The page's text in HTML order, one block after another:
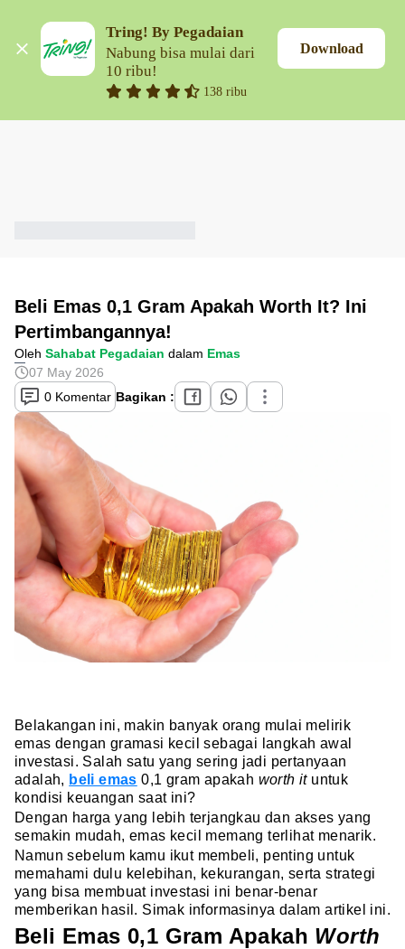
Tring! By Pegadaian
Nabung bisa mulai dari
10 ribu!
138 ribu
Download
Beli Emas 0,1 Gram Apakah Worth It? Ini
Pertimbangannya!
Oleh Sahabat Pegadaian dalam Emas
07 May 2026
0 Komentar Bagikan :
Belakangan ini, makin banyak orang mulai melirik
emas dengan gramasi kecil sebagai langkah awal
investasi. Salah satu yang sering jadi pertanyaan
adalah, beli emas 0,1 gram apakah worth ituntuk
kondisi keuangan saat ini?
Dengan harga yang lebih terjangkau dan akses yang
semakin mudah, emas kecil memang terlihat menarik.
Namun sebelum kamu ikut membeli, penting untuk
memahami dulu kelebihan, kekurangan, serta strategi
yang bisa membuat investasi ini benar-benar
memberikan hasil. Simak informasinya dalam artikel ini.
Beli Emas 0,1 Gram Apakah Worth